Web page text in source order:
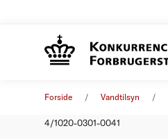
Forside Vandtilsyn
4/1020-0301-0041